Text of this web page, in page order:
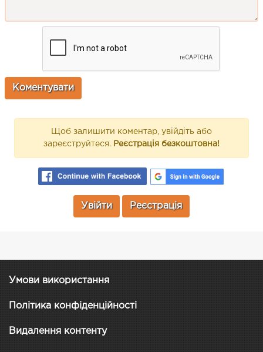
Щоб залишити коментар, увійдіть або
зареєструйтеся. Реєстрація безкоштовна!
Увійти Реєстрація
Умови використання
Політика конфіденційності
Видалення контенту